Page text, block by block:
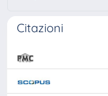
Citazioni